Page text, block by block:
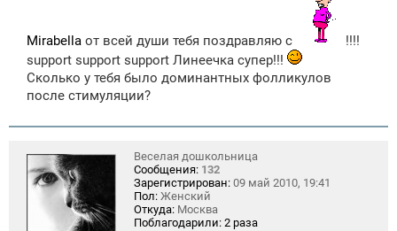
Mirabella от всей души тебя поздравляю с
!!!!
support support support Линеечка супер!!!
Сколько у тебя было доминантных фолликулов
после стимуляции?
Веселая дошкольница
Сообщения: 132
Зарегистрирован: 09 май 2010, 19:41
Пол: Женский
Откуда: Москва
Поблагодарили: 2 раза